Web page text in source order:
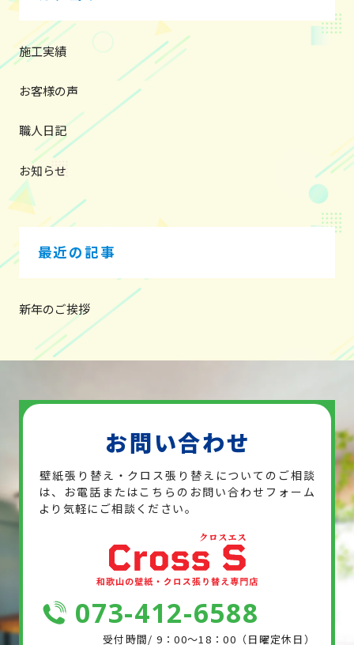
ョ
ン
施工実績
お客様の声
職人日記
お知らせ
最近の記事
新年のご挨拶
お問い合わせ
壁紙張り替え・クロス張り替えについてのご相談
は、お電話または こちらのお問い合わせフォーム
より気軽にご相談ください。
073-412-6588
受付時間/ 9：00～18：00（日曜定休日）